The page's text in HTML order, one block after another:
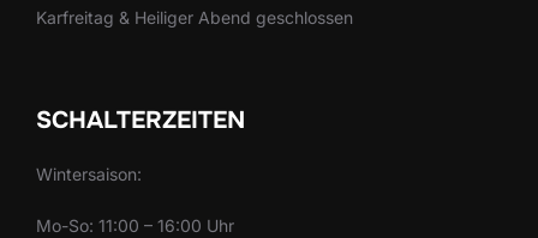
Karfreitag & Heiliger Abend geschlossen
SCHALTERZEITEN
Wintersaison:
Mo-So: 11:00 – 16:00 Uhr